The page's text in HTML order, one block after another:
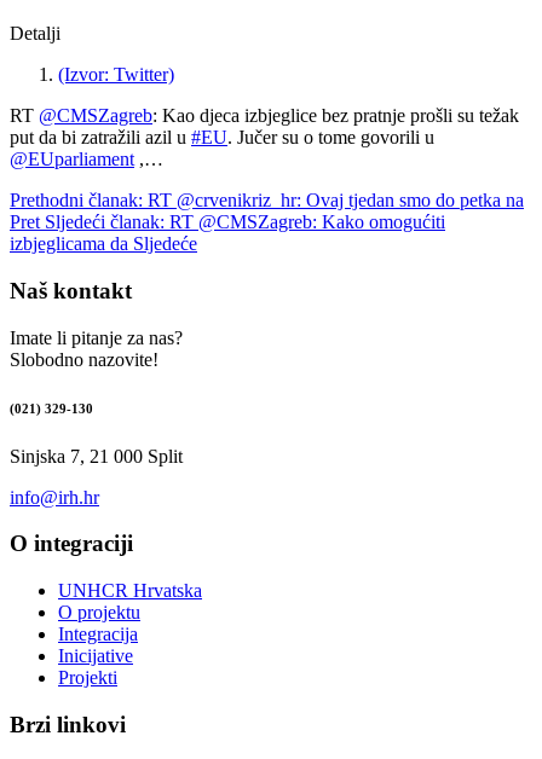
Detalji
(Izvor: Twitter)
RT @CMSZagreb: Kao djeca izbjeglice bez pratnje prošli su težak
put da bi zatražili azil u #EU. Jučer su o tome govorili u
@EUparliament ,…
Prethodni članak: RT @crvenikriz_hr: Ovaj tjedan smo do petka na
Pret Sljedeći članak: RT @CMSZagreb: Kako omogućiti
izbjeglicama da Sljedeće
Naš kontakt
Imate li pitanje za nas?
Slobodno nazovite!
(021) 329-130
Sinjska 7, 21 000 Split
info@irh.hr
O integraciji
UNHCR Hrvatska
O projektu
Integracija
Inicijative
Projekti
Brzi linkovi